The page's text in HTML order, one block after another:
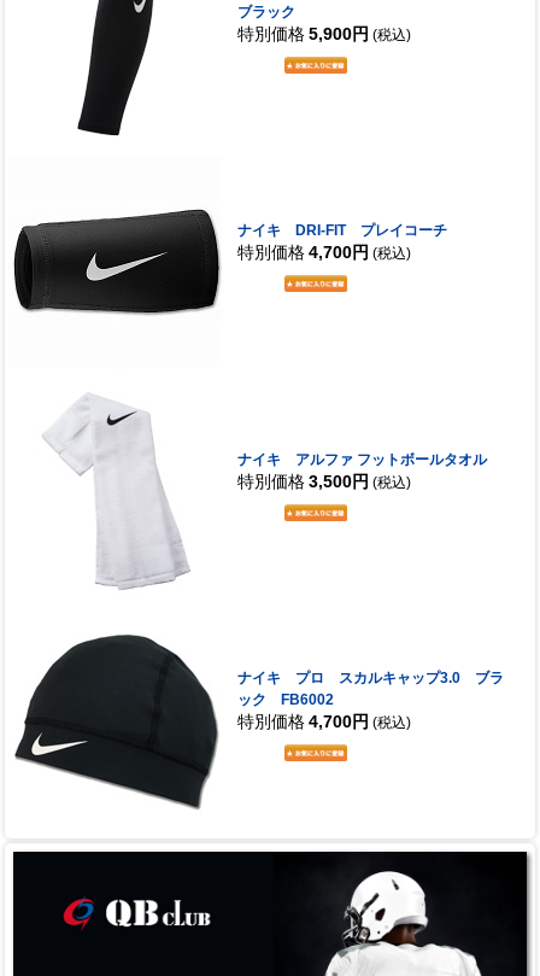
ブラック
特別価格 5,900円 (税込)
ナイキ DRI-FIT プレイコーチ
特別価格 4,700円 (税込)
ナイキ アルファ フットボールタオル
特別価格 3,500円 (税込)
ナイキ プロ スカルキャップ3.0 ブラ
ック FB6002
特別価格 4,700円 (税込)